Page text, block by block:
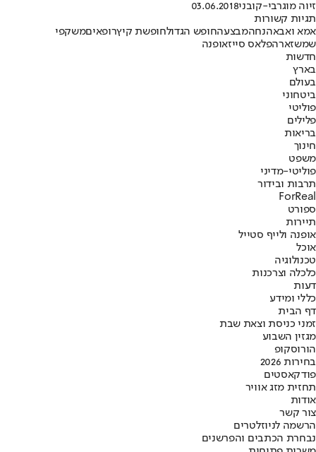
זיוה מוגרבי-קובני03.06.2018
תגיות קשורות
אמא ואבאהנחהמבצעהחופש הגדולחופשת קיץרופאיםמשקפי
שמשזארהפלאס סייזאופנה
חדשות
בארץ
בעולם
ביטחוני
פוליטי
פלילים
בריאות
חינוך
משפט
פוליטי-מדיני
תרבות ובידור
ForReal
ספורט
תיירות
אופנה ולייף סטייל
אוכל
טכנולוגיה
כלכלה וצרכנות
דעות
כללי ומידע
דף הבית
זמני כניסת וצאת שבת
מגזין השבוע
הורוסקופ
בחירות 2026
פודקאסטים
תחזית מזג אוויר
אודות
צור קשר
הרשמה לניוזלטרים
נבחרת הכתבים והפרשנים